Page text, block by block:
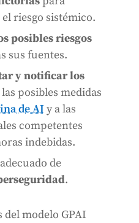
riesgo sistémico.
posibles riesgos
sus fuentes.
y notificar los
posibles medidas
de AIy a las
competentes
indebidas.
de
.
del modelo GPAI